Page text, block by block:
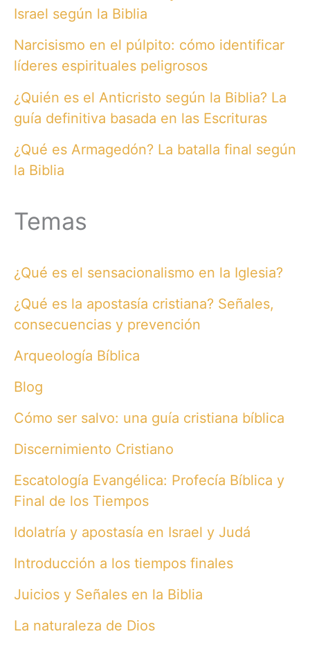
Israel según la Biblia
Narcisismo en el púlpito: cómo identificar
líderes espirituales peligrosos
¿Quién es el Anticristo según la Biblia? La
guía definitiva basada en las Escrituras
¿Qué es Armagedón? La batalla final según
la Biblia
Temas
¿Qué es el sensacionalismo en la Iglesia?
¿Qué es la apostasía cristiana? Señales,
consecuencias y prevención
Arqueología Bíblica
Blog
Cómo ser salvo: una guía cristiana bíblica
Discernimiento Cristiano
Escatología Evangélica: Profecía Bíblica y
Final de los Tiempos
Idolatría y apostasía en Israel y Judá
Introducción a los tiempos finales
Juicios y Señales en la Biblia
La naturaleza de Dios